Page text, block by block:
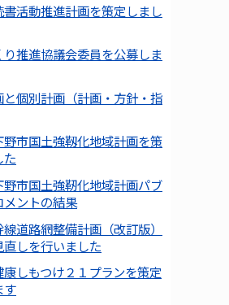
活動推進計画を策定しまし
推進協議会委員を公募しま
と個別計画（計画・方針・指
野市国土強靱化地域計画を策
た
野市国土強靭化地域計画パブ
メントの結果
道路網整備計画（改訂版）
直しを行いました
しもつけ２１プランを策定
す